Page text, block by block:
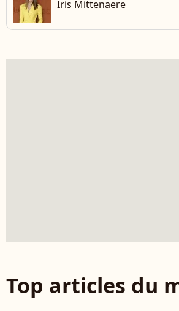
Iris Mittenaere
Top articles du